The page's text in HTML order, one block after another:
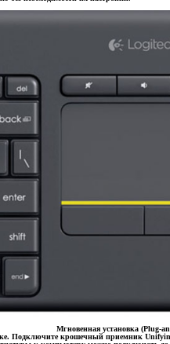
Мгновенная установка (Plug-
Подключите крошечный приемник